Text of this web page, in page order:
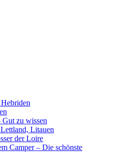
zu wissen
Litauen
der Loire
Camper – Die schönste